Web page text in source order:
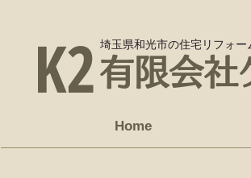
埼玉県和光市の住宅リフォー
有限会社
K2
Home